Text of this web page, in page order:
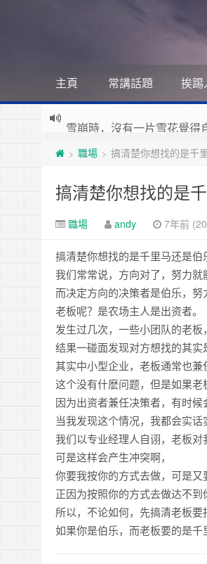
主頁 常講話題 挨踢
如何讓玩家一直沉迷
如何讓玩家互相仇視
如何讓玩家充值更多
遇事不決 量子力學
量子社會學
文昭論古論今
有最壞的打算 做最好的準備
Raft PBFT
Reliable, Replicated,
Practical Byzantine Fault
受人之辱，不動一色
查人之過，不揚於眾
覺人之詐，不憤於言
Google 如何進行 Code
https://tachingchen.com/tw/
Google 如何進行 Code
https://tachingchen.com/tw/
Google 如何進行 Code
https://tachingchen.com/tw/
Google 如何進行 Code
https://tachingchen.com/tw/
Google 如何進行 Code
https://tachingchen.com/
Google 如何進行 Code
https://tachingchen.com/tw/
喜大普奔
聞快天相
樂人同走
見心慶造
當我以為那是一個知識點，
> 職場 > 搞清楚你想找的是千
搞清楚你想找的是
職場 andy 7年前
搞清楚你想找的是千里马还是伯
我们常常说，方向对了，努力就
而决定方向的决策者是伯乐，努
老板呢？是农场主人是出资者。
发生过几次，一些小团队的老板
结果一碰面发现对方想找的其实
其实中小型企业，老板通常也兼
这个没有什麽问题，但是如果老
因为出资者兼任决策者，有时候
当我发现这个情况，我都会实话
我们以专业经理人自诩，老板对
可是这样会产生冲突啊，
你要我按你的方式去做，可是又
正因为按照你的方式去做达不到
所以，不论如何，先搞清老板要
如果你是伯乐，而老板要的是千